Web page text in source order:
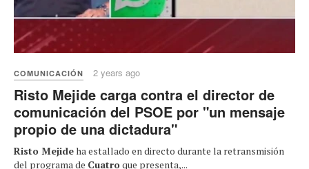
COMUNICACIÓN 2 years ago
Risto Mejide carga contra el director de
comunicación del PSOE por "un mensaje
propio de una dictadura"
Risto Mejideha estallado en directo durante la retransmisión
del programa de Cuatroque presenta,...